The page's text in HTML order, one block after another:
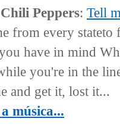
Peppers: Tell
from every stateto
have in mind
you're in the
and get it, lost it...
música...